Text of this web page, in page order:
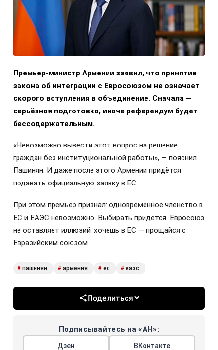
Премьер-министр Армении заявил, что принятие
закона об интеграции с Евросоюзом не означает
скорого вступления в объединение. Сначала —
серьёзная подготовка, иначе референдум будет
бессодержательным.
«Невозможно вывести этот вопрос на решение
граждан без институциональной работы», — пояснил
Пашинян. И даже после этого Армении придётся
подавать официальную заявку в ЕС.
При этом премьер признал: одновременное членство в
ЕС и ЕАЭС невозможно. Выбирать придётся. Евросоюз
не оставляет иллюзий: хочешь в ЕС — прощайся с
Евразийским союзом.
# пашинян # армения # ес # еаэс
Поделиться
Подписывайтесь на «АН»:
Дзен ВКонтакте